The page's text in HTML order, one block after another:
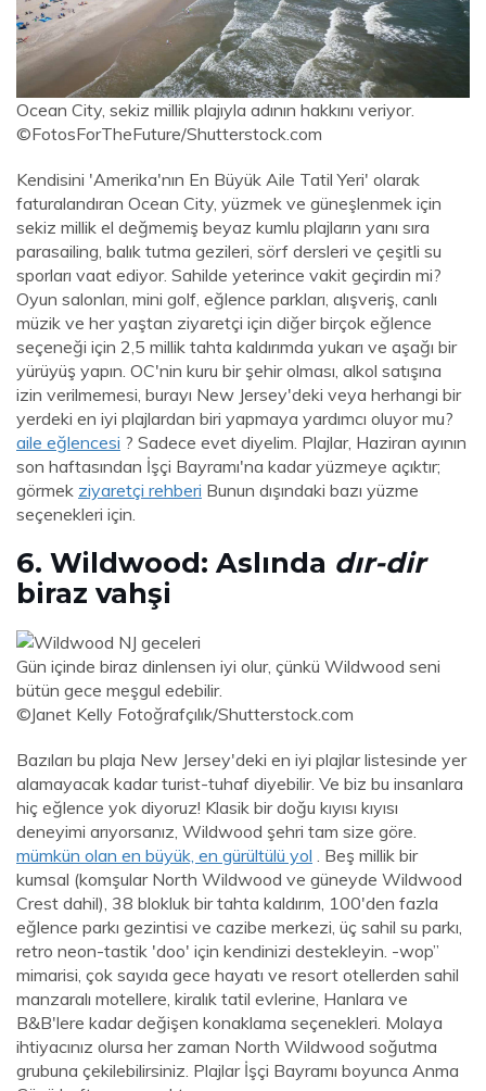
Ocean City, sekiz millik plajıyla adının hakkını veriyor.
©FotosForTheFuture/Shutterstock.com
Kendisini 'Amerika'nın En Büyük Aile Tatil Yeri' olarak
faturalandıran Ocean City, yüzmek ve güneşlenmek için
sekiz millik el değmemiş beyaz kumlu plajların yanı sıra
parasailing, balık tutma gezileri, sörf dersleri ve çeşitli su
sporları vaat ediyor. Sahilde yeterince vakit geçirdin mi?
Oyun salonları, mini golf, eğlence parkları, alışveriş, canlı
müzik ve her yaştan ziyaretçi için diğer birçok eğlence
seçeneği için 2,5 millik tahta kaldırımda yukarı ve aşağı bir
yürüyüş yapın. OC'nin kuru bir şehir olması, alkol satışına
izin verilmemesi, burayı New Jersey'deki veya herhangi bir
yerdeki en iyi plajlardan biri yapmaya yardımcı oluyor mu?
aile eğlencesi ? Sadece evet diyelim. Plajlar, Haziran ayının
son haftasından İşçi Bayramı'na kadar yüzmeye açıktır;
görmek ziyaretçi rehberi Bunun dışındaki bazı yüzme
seçenekleri için.
6. Wildwood: Aslında dır-dir
biraz vahşi
Gün içinde biraz dinlensen iyi olur, çünkü Wildwood seni
bütün gece meşgul edebilir.
©Janet Kelly Fotoğrafçılık/Shutterstock.com
Bazıları bu plaja New Jersey'deki en iyi plajlar listesinde yer
alamayacak kadar turist-tuhaf diyebilir. Ve biz bu insanlara
hiç eğlence yok diyoruz! Klasik bir doğu kıyısı kıyısı
deneyimi arıyorsanız, Wildwood şehri tam size göre.
mümkün olan en büyük, en gürültülü yol . Beş millik bir
kumsal (komşular North Wildwood ve güneyde Wildwood
Crest dahil), 38 blokluk bir tahta kaldırım, 100'den fazla
eğlence parkı gezintisi ve cazibe merkezi, üç sahil su parkı,
retro neon-tastik 'doo' için kendinizi destekleyin. -wop”
mimarisi, çok sayıda gece hayatı ve resort otellerden sahil
manzaralı motellere, kiralık tatil evlerine, Hanlara ve
B&B'lere kadar değişen konaklama seçenekleri. Molaya
ihtiyacınız olursa her zaman North Wildwood soğutma
grubuna çekilebilirsiniz. Plajlar İşçi Bayramı boyunca Anma